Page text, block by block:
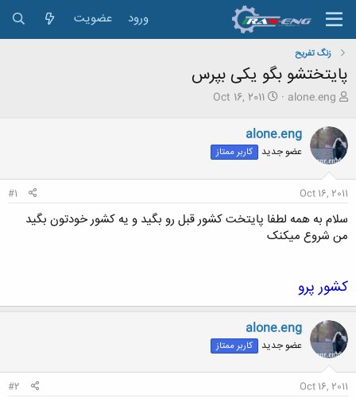
ورود عضویت
زنگ تفريح
پایتختشو بگو یکی بپرس
ش
و
ع
ک
ن
ن
د
ه
م
و
ع
alone.eng
ت
ی
خ
ر
Oct 16, 2011
alone.eng
عضو جدید کاربر ممتاز
Oct 16, 2011
#1
سلام به همه لطفا پایتخت کشور قبل رو بگید و یه کشور خودتون بگید
من شروع میکنک
کشور پرو
alone.eng
عضو جدید کاربر ممتاز
Oct 16, 2011
#2